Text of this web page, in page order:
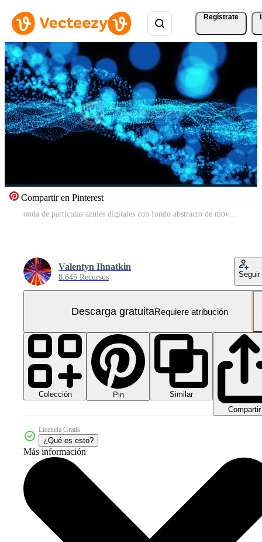
Regístrate
Compartir en Pinterest
onda de partículas azules digitales con fondo abstracto de movimiento de luz Vídeo Gratis
Valentyn Ihnatkin
8.645 Recursos Seguir
Descarga gratuitaRequiere atribución
Colección Pin
Similar
Compartir
Licencia Gratis
¿Qué es esto?
Más información